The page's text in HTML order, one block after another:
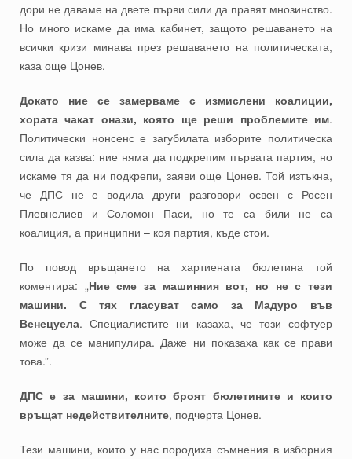
дори не даваме на двете първи сили да правят мнозинство.
Но много искаме да има кабинет, защото решаването на
всички кризи минава през решаването на политическата,
каза още Цонев.
Докато ние се замерваме с измислени коалиции,
хората чакат онази, която ще реши проблемите им.
Политически нонсенс е загубилата изборите политическа
сила да казва: ние няма да подкрепим първата партия, но
искаме тя да ни подкрепи, заяви още Цонев. Той изтъкна,
че ДПС не е водила други разговори освен с Росен
Плевнелиев и Соломон Паси, но те са били не са
коалиция, а принципни – коя партия, къде стои.
По повод връщането на хартиената бюлетина той
коментира: „Ние сме за машинния вот, но не с тези
машини. С тях гласуват само за Мадуро във
Венецуела. Специалистите ни казаха, че този софтуер
може да се манипулира. Даже ни показаха как се прави
това.”.
ДПС е за машини, които броят бюлетините и които
връщат недействителните, подчерта Цонев.
Тези машини, които у нас породиха съмнения в изборния